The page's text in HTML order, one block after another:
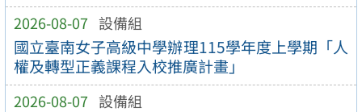
2026-08-07 設備組
國立臺南女子高級中學辦理115學年度上學期「人
權及轉型正義課程入校推廣計畫」
2026-08-07 設備組